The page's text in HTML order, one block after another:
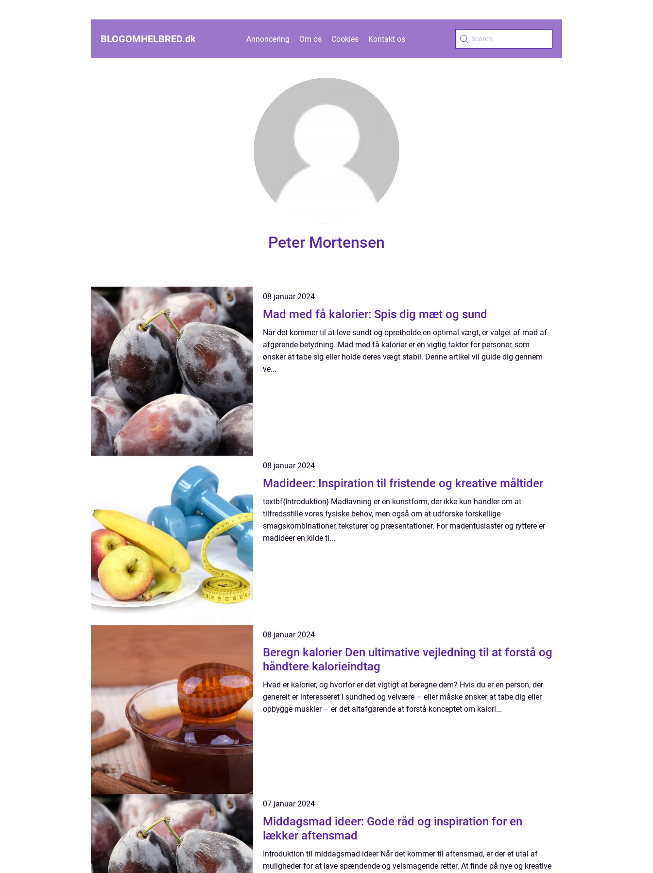
BLOGOMHELBRED.dk Annoncering Om os Cookies Kontakt os
Peter Mortensen
08 januar 2024
Mad med få kalorier: Spis dig mæt og sund
Når det kommer til at leve sundt og opretholde en optimal vægt, er valget af mad af
afgørende betydning. Mad med få kalorier er en vigtig faktor for personer, som
ønsker at tabe sig eller holde deres vægt stabil. Denne artikel vil guide dig gennem
ve...
08 januar 2024
Madideer: Inspiration til fristende og kreative måltider
textbf{Introduktion} Madlavning er en kunstform, der ikke kun handler om at
tilfredsstille vores fysiske behov, men også om at udforske forskellige
smagskombinationer, teksturer og præsentationer. For madentusiaster og ryttere er
madideer en kilde ti...
08 januar 2024
Beregn kalorier Den ultimative vejledning til at forstå og
håndtere kalorieindtag
Hvad er kalorier, og hvorfor er det vigtigt at beregne dem? Hvis du er en person, der
generelt er interesseret i sundhed og velvære – eller måske ønsker at tabe dig eller
opbygge muskler – er det altafgørende at forstå konceptet om kalori...
07 januar 2024
Middagsmad ideer: Gode råd og inspiration for en
lækker aftensmad
Introduktion til middagsmad ideer Når det kommer til aftensmad, er der et utal af
muligheder for at lave spændende og velsmagende retter. At finde på nye og kreative